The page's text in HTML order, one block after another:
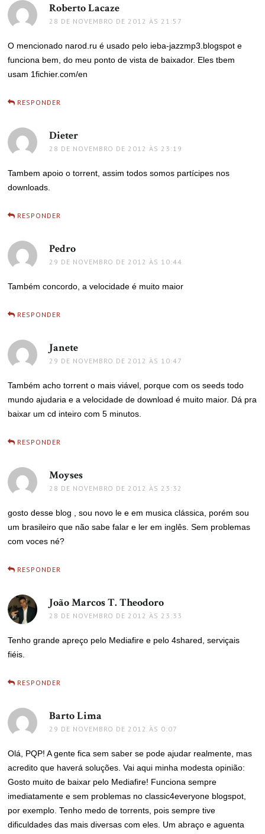
Roberto Lacaze
28 DE NOVEMBRO DE 2012 ÀS 21:57
O mencionado narod.ru é usado pelo ieba-jazzmp3.blogspot e
funciona bem, do meu ponto de vista de baixador. Eles tbem
usam 1fichier.com/en
RESPONDER
Dieter
28 DE NOVEMBRO DE 2012 ÀS 23:19
Tambem apoio o torrent, assim todos somos partícipes nos
downloads.
RESPONDER
Pedro
29 DE NOVEMBRO DE 2012 ÀS 10:44
Também concordo, a velocidade é muito maior
RESPONDER
Janete
29 DE NOVEMBRO DE 2012 ÀS 10:47
Também acho torrent o mais viável, porque com os seeds todo
mundo ajudaria e a velocidade de download é muito maior. Dá pra
baixar um cd inteiro com 5 minutos.
RESPONDER
Moyses
28 DE NOVEMBRO DE 2012 ÀS 23:32
gosto desse blog , sou novo le e em musica clássica, porém sou
um brasileiro que não sabe falar e ler em inglês. Sem problemas
com voces né?
RESPONDER
João Marcos T. Theodoro
28 DE NOVEMBRO DE 2012 ÀS 23:33
Tenho grande apreço pelo Mediafire e pelo 4shared, serviçais
fiéis.
RESPONDER
Barto Lima
29 DE NOVEMBRO DE 2012 ÀS 0:07
Olá, PQP! A gente fica sem saber se pode ajudar realmente, mas
acredito que haverá soluções. Vai aqui minha modesta opinião:
Gosto muito de baixar pelo Mediafire! Funciona sempre
imediatamente e sem problemas no classic4everyone blogspot,
por exemplo. Tenho medo de torrents, pois sempre tive
dificuldades das mais diversas com eles. Um abraço e aguenta